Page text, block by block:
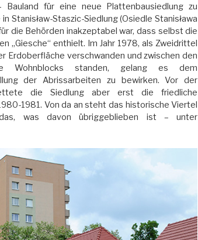
Bauland für eine neue Plattenbausiedlung zu
Stanisław-Staszic-Siedlung (Osiedle Stanisława
die Behörden inakzeptabel war, dass selbst die
„Giesche“ enthielt. Im Jahr 1978, als Zweidrittel
Erdoberfläche verschwanden und zwischen den
Wohnblocks standen, gelang es dem
der Abrissarbeiten zu bewirken. Vor der
die Siedlung aber erst die friedliche
1981. Von da an steht das historische Viertel
was davon übriggeblieben ist – unter